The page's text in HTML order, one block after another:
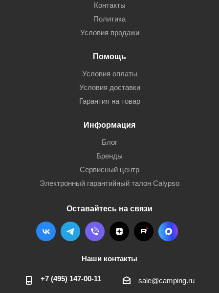
Контакты
Политика
Условия продажи
Помощь
Условия оплаты
Условия доставки
Гарантия на товар
Информация
Блог
Бренды
Сервисный центр
Электронный гарантийный талон Calypso
Оставайтесь на связи
Наши контакты
+7 (495) 147-00-11 sale@camping.ru